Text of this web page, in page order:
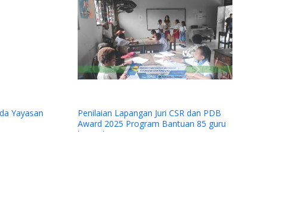
Lapangan Juri CSR dan PDB
2025 Program Bantuan 85 guru
Next